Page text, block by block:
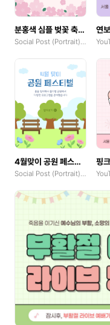
분홍색 심플 벚꽃 축제 행사 안내
Social Post (Portrait) · 1080x1350px
연
4월맞이 공원 페스티벌 프로모션
Social Post (Portrait) · 1080x1350px
핑